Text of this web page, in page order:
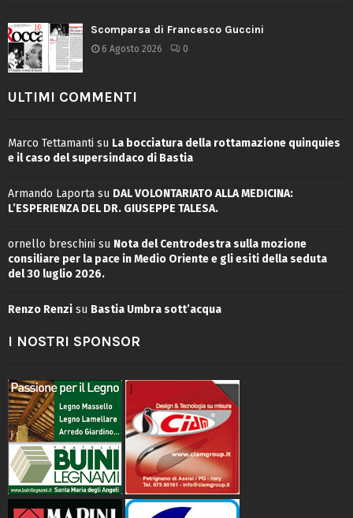
Scomparsa di Francesco Guccini
6 Agosto 2026 0
ULTIMI COMMENTI
Marco Tettamanti su La bocciatura della rottamazione quinquies
e il caso del supersindaco di Bastia
Armando Laporta su DAL VOLONTARIATO ALLA MEDICINA:
L’ESPERIENZA DEL DR. GIUSEPPE TALESA.
ornello breschini su Nota del Centrodestra sulla mozione
consiliare per la pace in Medio Oriente e gli esiti della seduta
del 30 luglio 2026.
Renzo Renzi su Bastia Umbra sott’acqua
I NOSTRI SPONSOR